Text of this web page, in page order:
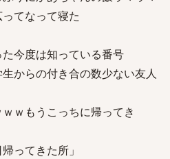
てなって寝た
今度は知っている番号
からの付き合の数少ない友人
ｗもうこっちに帰ってき
ってきた所」